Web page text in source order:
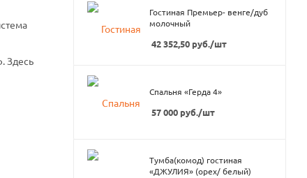
Здесь
Гостиная Премьер- венге/дуб
молочный
42 352,50 руб./шт
Спальня «Герда 4»
57 000 руб./шт
Тумба(комод) гостиная
«ДЖУЛИЯ» (орех/ белый)